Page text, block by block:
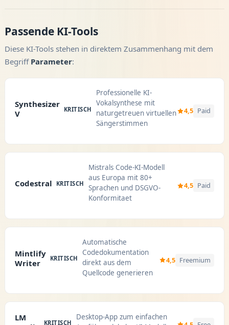
Passende KI-Tools
Diese KI-Tools stehen in direktem Zusammenhang mit dem
Begriff Parameter:
Synthesizer
V
KRITISCH
Professionelle KI-
Vokalsynthese mit
naturgetreuen virtuellen
Sängerstimmen
4,5 Paid
Codestral KRITISCH
Mistrals Code-KI-Modell
aus Europa mit 80+
Sprachen und DSGVO-
Konformitaet
4,5 Paid
Mintlify
Writer
KRITISCH
Automatische
Codedokumentation
direkt aus dem
Quellcode generieren
4,5 Freemium
LM
KRITISCH
Desktop-App zum einfachen